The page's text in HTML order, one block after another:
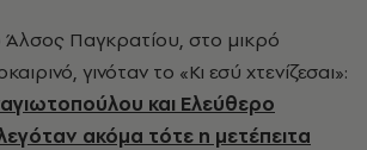
Παγκρατίου, στο μικρό
γινόταν το «Κι εσύ χτενίζεσαι»:
και Ελεύθερο
ακόμα τότε η μετέπειτα